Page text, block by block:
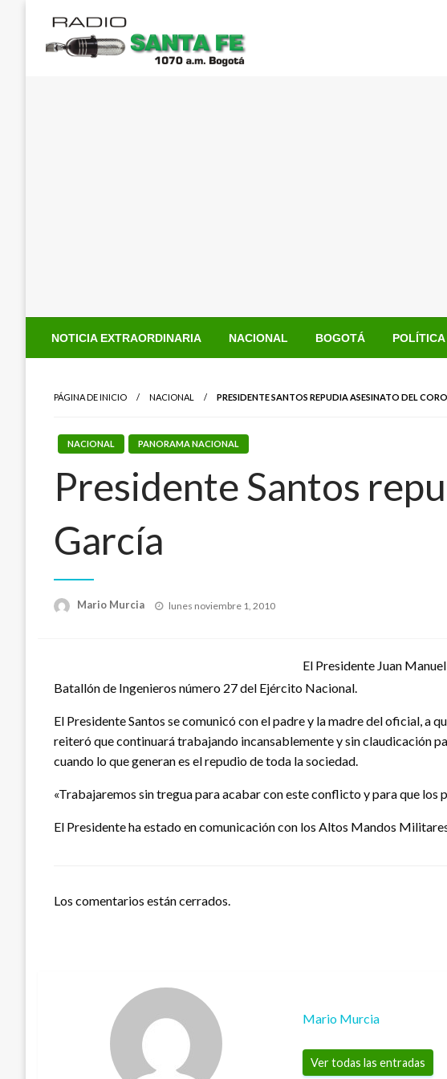
contenido
NOTICIA EXTRAORDINARIA NACIONAL BOGOTÁ POLÍTICA
PÁGINA DE INICIO NACIONAL PRESIDENTE SANTOS REPUDIA ASESINATO DEL
NACIONAL PANORAMA NACIONAL
Presidente Santos
García
Mario Murcia
Publicado
lunes noviembre 1, 2010
El Presidente Juan
Batallón de Ingenieros número 27 del Ejército Nacional.
El Presidente Santos se comunicó con el padre y la madre del oficial, a
reiteró que continuará trabajando incansablemente y sin claudicación
cuando lo que generan es el repudio de toda la sociedad.
«Trabajaremos sin tregua para acabar con este conflicto y para que los
El Presidente ha estado en comunicación con los Altos Mandos
Los comentarios están cerrados.
Mario Murcia
Ver todas las entradas